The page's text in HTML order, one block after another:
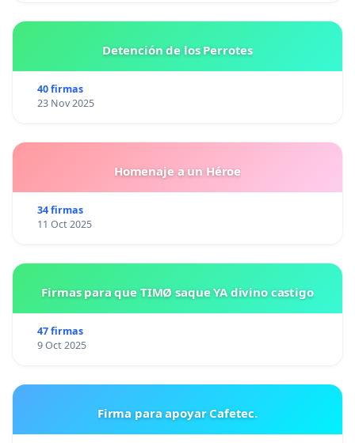
Detención de los Perrotes
40 firmas
23 Nov 2025
Homenaje a un Héroe
34 firmas
11 Oct 2025
Firmas para que TIMØ saque YA divino castigo
47 firmas
9 Oct 2025
Firma para apoyar Cafetec.